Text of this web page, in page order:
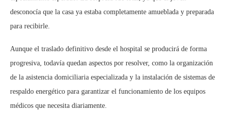
desconocía que la casa ya estaba completamente amueblada y preparada
para recibirle.
Aunque el traslado definitivo desde el hospital se producirá de forma
progresiva, todavía quedan aspectos por resolver, como la organización
de la asistencia domiciliaria especializada y la instalación de sistemas de
respaldo energético para garantizar el funcionamiento de los equipos
médicos que necesita diariamente.